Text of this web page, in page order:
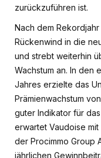
zurückzuführen ist.
Nach dem
Rückenwind in die
und strebt weiterhin
Wachstum an. In den
Jahres erzielte das
Prämienwachstum
guter Indikator für
erwartet Vaudoise
der Procimmo Group
jährlichen